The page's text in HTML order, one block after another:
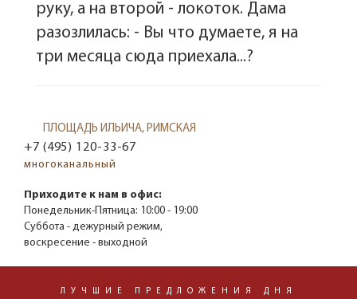
руку, а на второй - локоток. Дама
разозлилась: - Вы что думаете, я на
три месяца сюда приехала...?
ПЛОЩАДЬ ИЛЬИЧА, РИМСКАЯ
+7 (495) 120-33-67
многоканальный
Приходите к нам в офис:
Понедельник-Пятница: 10:00 - 19:00
Суббота - дежурный режим,
воскресение - выходной
ЛУЧШИЕ ПРЕДЛОЖЕНИЯ ДНЯ